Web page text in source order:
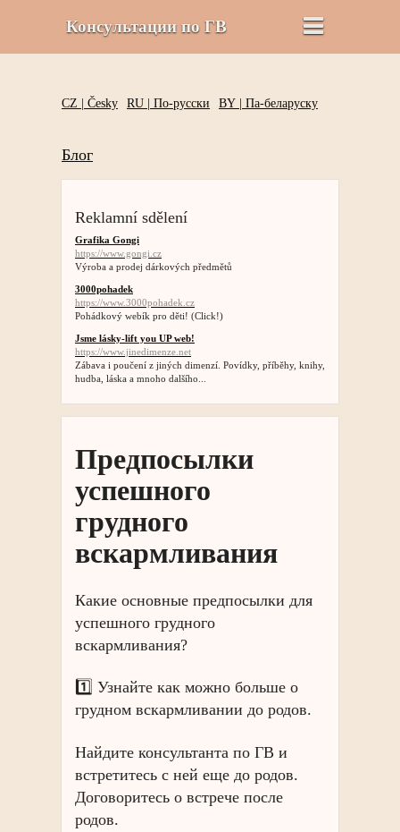
Консультации по ГВ
CZ | Česky RU | По-русски BY | Па-беларуску
Блог
Reklamní sdělení
Grafika Gongi
https://www.gongi.cz
Výroba a prodej dárkových předmětů
3000pohadek
https://www.3000pohadek.cz
Pohádkový webík pro děti! (Click!)
Jsme lásky-lift you UP web!
https://www.jinedimenze.net
Zábava i poučení z jiných dimenzí. Povídky, příběhy, knihy,
hudba, láska a mnoho dalšího...
Предпосылки
успешного
грудного
вскармливания
Какие основные предпосылки для
успешного грудного
вскармливания?
1️⃣ Узнайте как можно больше о
грудном вскармливании до родов.
Найдите консультанта по ГВ и
встретитесь с ней еще до родов.
Договоритесь о встрече после
родов.